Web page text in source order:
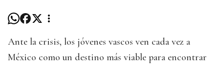
Ante la crisis, los jóvenes vascos ven cada vez a
México como un destino más viable para encontrar